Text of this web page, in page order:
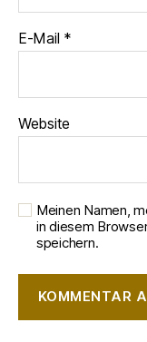
E-Mail *
Website
Meinen Namen,
in diesem
speichern.